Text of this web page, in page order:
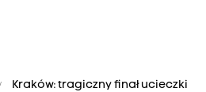
Kraków: tragiczny finał ucieczki